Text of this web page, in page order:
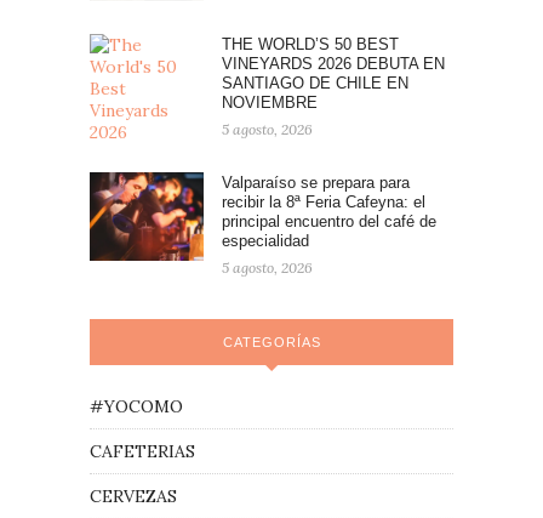
THE WORLD’S 50 BEST
VINEYARDS 2026 DEBUTA EN
SANTIAGO DE CHILE EN
NOVIEMBRE
5 agosto, 2026
Valparaíso se prepara para
recibir la 8ª Feria Cafeyna: el
principal encuentro del café de
especialidad
5 agosto, 2026
CATEGORÍAS
#YOCOMO
CAFETERIAS
CERVEZAS